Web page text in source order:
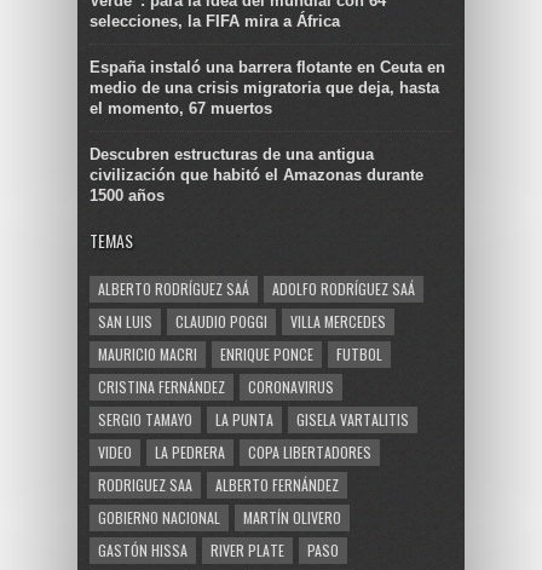
selecciones, la FIFA mira a África
España instaló una barrera flotante en Ceuta en
medio de una crisis migratoria que deja, hasta
el momento, 67 muertos
Descubren estructuras de una antigua
civilización que habitó el Amazonas durante
1500 años
TEMAS
ALBERTO RODRÍGUEZ SAÁ
ADOLFO RODRÍGUEZ SAÁ
SAN LUIS
CLAUDIO POGGI
VILLA MERCEDES
MAURICIO MACRI
ENRIQUE PONCE
FUTBOL
CRISTINA FERNÁNDEZ
CORONAVIRUS
SERGIO TAMAYO
LA PUNTA
GISELA VARTALITIS
VIDEO
LA PEDRERA
COPA LIBERTADORES
RODRIGUEZ SAA
ALBERTO FERNÁNDEZ
GOBIERNO NACIONAL
MARTÍN OLIVERO
GASTÓN HISSA
RIVER PLATE
PASO